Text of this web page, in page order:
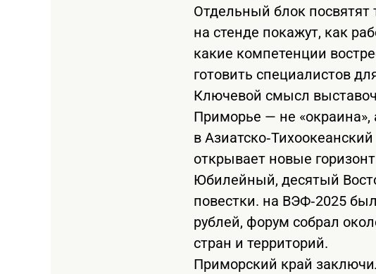
Отдельный блок посвятят
на стенде покажут, как
какие компетенции
готовить специалистов
Ключевой смысл
Приморье — не «окраина»,
в
открывает новые
Юбилейный, десятый
повестки. на ВЭФ‑2025
рублей, форум собрал
стран и территорий.
Приморский край